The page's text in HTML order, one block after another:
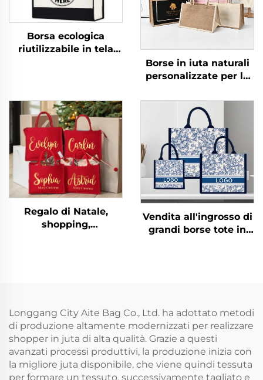
Borsa ecologica
riutilizzabile in tela
immagazzinaggio e
spesa
Borse in iuta naturali
personalizzate per la
spiaggia, borsa tote in
juta grezza, borsa tote
in tela di sacco vuota
Regalo di Natale,
shopping,
con nome per
damigella d'onore
Vendita all'ingrosso di
grandi borse tote in
per pubblicità
quotidiana
Longgang City Aite Bag Co., Ltd. ha adottato metodi
di produzione altamente modernizzati per realizzare
shopper in juta di alta qualità. Grazie a questi
avanzati processi produttivi, la produzione inizia con
la migliore juta disponibile, che viene quindi tessuta
per formare un tessuto, successivamente tagliato e